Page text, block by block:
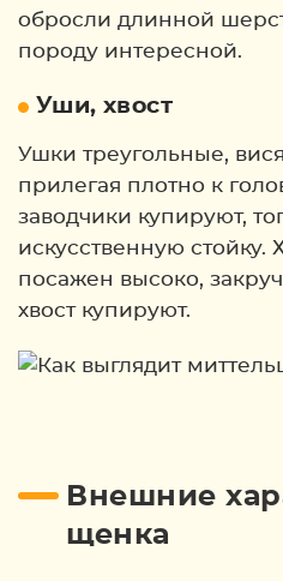
обросли длинной
породу интересной.
Уши, хвост
Ушки треугольные,
прилегая плотно к
заводчики купируют,
искусственную стойку.
посажен высоко,
хвост купируют.
Внешние
щенка